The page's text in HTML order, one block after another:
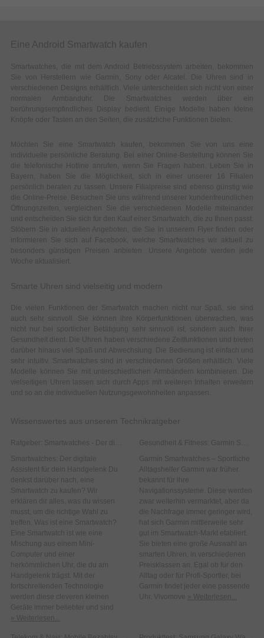
Eine Android Smartwatch kaufen
Smartwatches, die mit dem Android Betriebssystem arbeiten, bekommen
Sie von Herstellern wie Garmin, Sony oder Alcatel. Die Uhren sind in
verschiedenen Designs erhältlich. Viele unterscheiden sich nicht von einer
normalen Armbanduhr. Die Smartwatches werden über ein
berührungsempfindliches Display bedient. Einige Modelle haben kleine
Knöpfe oder Tasten an den Seiten, die zusätzliche Funktionen bieten.
Möchten Sie eine Smartwatch kaufen, bekommen Sie von uns eine
individuelle persönliche Beratung. Bei einer Online-Bestellung können Sie
die telefonische Hotline anrufen, wenn Sie Fragen haben. Leben Sie in
Bayern, haben Sie die Möglichkeit, sich in einer unserer 16 Filialen
persönlich beraten zu lassen. Unsere Filialpreise sind ebenso günstig wie
die Online-Preise. Besuchen Sie uns während unserer kundenfreundlichen
Öffnungszeiten, vergleichen Sie die verschiedenen Modelle miteinander
und entscheiden Sie sich für den Kauf einer Smartwatch, die zu Ihnen passt.
Stöbern Sie in aktuellen Angeboten, die Sie in unserem Flyer finden oder
informieren Sie sich auf Facebook, welche Smartwatches wir aktuell zu
besonders günstigen Preisen anbieten. Unsere Angebote werden jede
Woche aktualisiert.
Smarte Uhren sind vielseitig und modern
Die vielen Funktionen der Smartwatch machen nicht nur Spaß, sie sind
auch sehr sinnvoll. Sie können ihre Körperfunktionen überwachen, was
nicht nur bei sportlicher Betätigung sehr sinnvoll ist, sondern auch Ihrer
Gesundheit dient. Die Uhren haben verschiedene Zeitfunktionen und bieten
darüber hinaus viel Spaß und Abwechslung. Die Bedienung ist einfach und
sehr intuitiv. Smartwatches sind in verschiedenen Größen erhältlich. Viele
Modelle können Sie mit unterschiedlichen Armbändern kombinieren. Die
vielseitigen Uhren lassen sich durch Apps mit weiteren Inhalten erweitern
und so an die individuellen Nutzungsgewohnheiten anpassen.
Wissenswertes aus unserem Technikratgeber
Smartwatches: Der digitale
Assistent für dein Handgelenk Du
denkst darüber nach, eine
Smartwatch zu kaufen? Wir
erklären dir alles, was du wissen
musst, um die richtige Wahl zu
treffen. Was ist eine Smartwatch?
Eine Smartwatch ist wie eine
Mischung aus einem Mini-
Computer und einer
herkömmlichen Uhr, die du am
Handgelenk trägst. Mit der
fortschreitenden Technologie
werden diese cleveren kleinen
Geräte immer beliebter und sind
» Weiterlesen...
Garmin Smartwatches – Sportliche
Alltagshelfer Garmin war früher
bekannt für ihre
Navigationssysteme. Diese werden
zwar weiterhin vermarktet, aber da
die Nachfrage immer geringer wird,
hat sich Garmin mittlerweile sehr
gut im Smartwatch-Markt etabliert.
Sie bieten eine große Auswahl an
smarten Uhren, in verschiedenen
Preisklassen an. Egal ob für den
Alltag oder für Profi-Sportler, bei
Garmin findet jeder eine passende
Uhr. Vivomove
» Weiterlesen...